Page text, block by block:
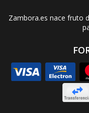
Zambora.es nace fruto